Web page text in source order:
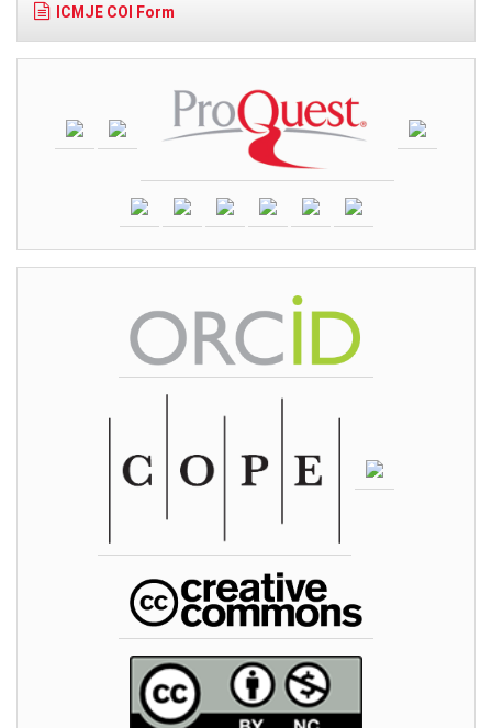
ICMJE COI Form